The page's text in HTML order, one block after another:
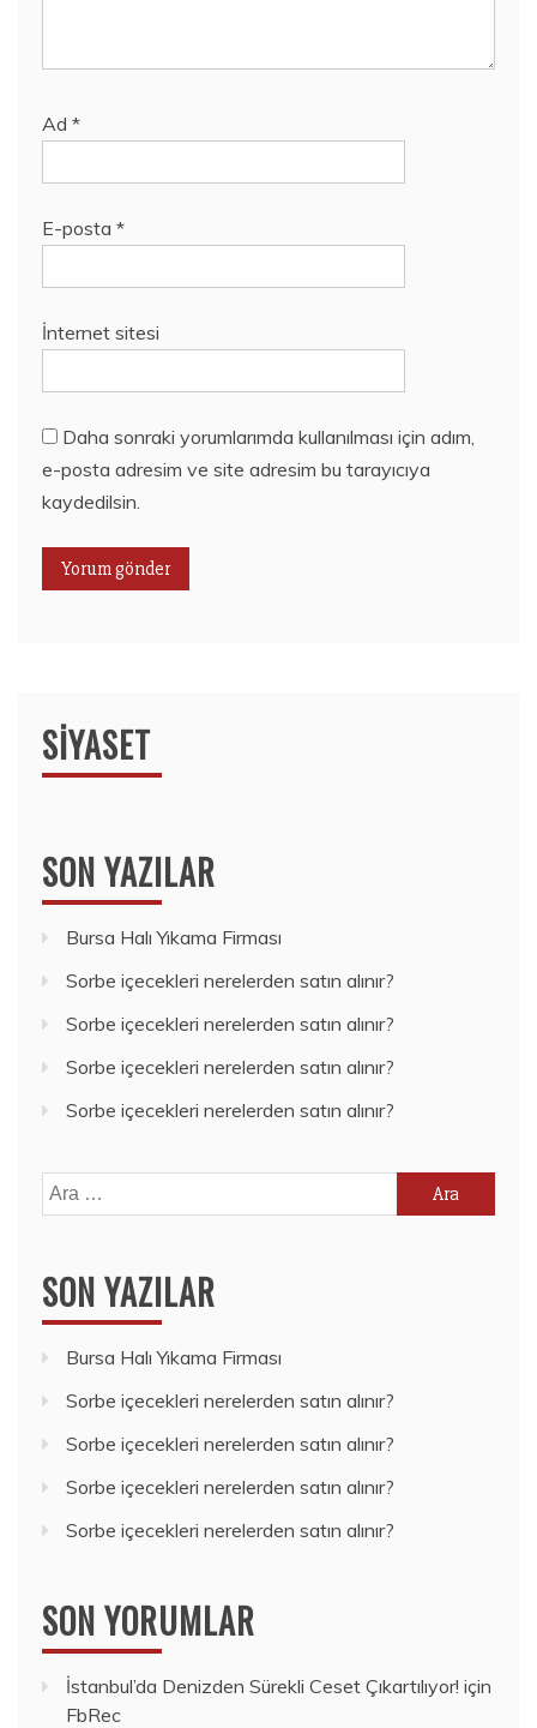
Ad *
E-posta *
İnternet sitesi
Daha sonraki yorumlarımda kullanılması için adım,
e-posta adresim ve site adresim bu tarayıcıya
kaydedilsin.
SIYASET
SON YAZILAR
Bursa Halı Yıkama Firması
Sorbe içecekleri nerelerden satın alınır?
Sorbe içecekleri nerelerden satın alınır?
Sorbe içecekleri nerelerden satın alınır?
Sorbe içecekleri nerelerden satın alınır?
Arama:
SON YAZILAR
Bursa Halı Yıkama Firması
Sorbe içecekleri nerelerden satın alınır?
Sorbe içecekleri nerelerden satın alınır?
Sorbe içecekleri nerelerden satın alınır?
Sorbe içecekleri nerelerden satın alınır?
SON YORUMLAR
İstanbul’da Denizden Sürekli Ceset Çıkartılıyor! için
FbRec